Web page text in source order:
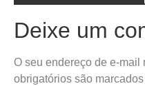
Deixe um
O seu endereço de e-mail
obrigatórios são